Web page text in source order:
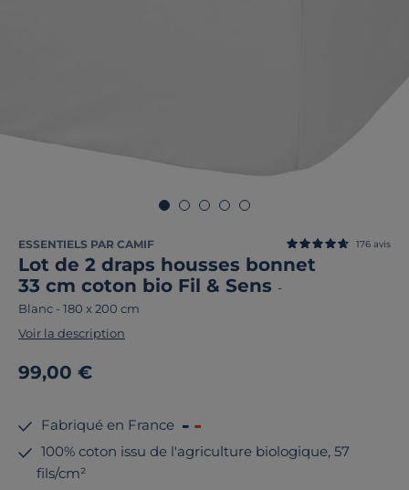
ESSENTIELS PAR CAMIF
Lot de 2 draps housses bonnet
33 cm coton bio Fil & Sens -
Blanc - 180 x 200 cm
176 avis
Voir la description
99,00 €
Fabriqué en France
100% coton issu de l'agriculture biologique, 57
fils/cm²